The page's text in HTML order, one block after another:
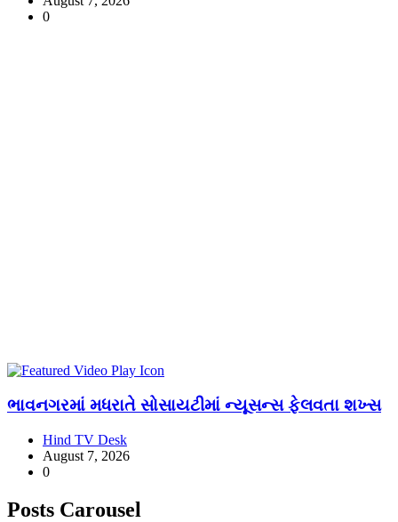
0
ભાવનગરમાં મધરાતે સોસાયટીમાં ન્યૂસન્સ ફેલવતા શખ્સ
Hind TV Desk
August 7, 2026
0
Posts Carousel